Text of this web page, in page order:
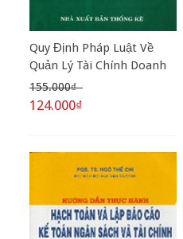
Quy Định Pháp Luật Về
Quản Lý Tài Chính Doanh
Nghiệp
155.000₫
124.000₫